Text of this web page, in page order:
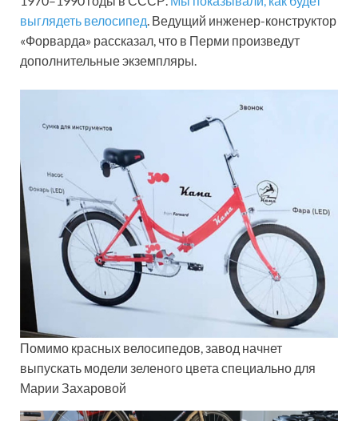
выглядеть велосипед. Ведущий инженер-конструктор
«Форварда» рассказал, что в Перми произведут
дополнительные экземпляры.
Помимо красных велосипедов, завод начнет
выпускать модели зеленого цвета специально для
Марии Захаровой